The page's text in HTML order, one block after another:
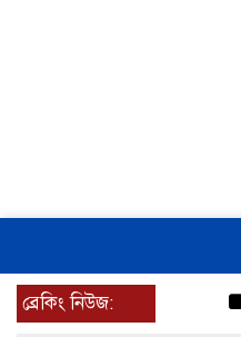
ব্রেকিং নিউজ: